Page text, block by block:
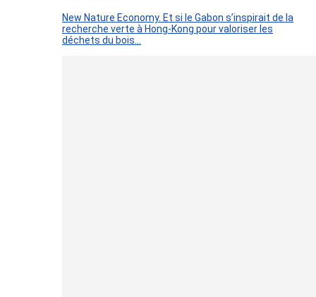
New Nature Economy. Et si le Gabon s’inspirait de la
recherche verte à Hong-Kong pour valoriser les
déchets du bois…